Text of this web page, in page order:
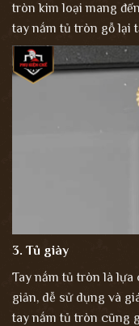
tròn kim loại mang
tay nắm tủ tròn gỗ lại
3. Tủ giày
Tay nắm tủ tròn là lựa
giản, dễ sử dụng và
tay nắm tủ tròn cũng